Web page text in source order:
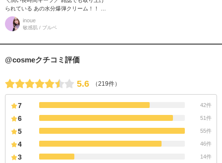
られている あの水分爆弾クリーム！！ 化
粧水と一緒に購入し、使用してみまし
た！ 化粧水は、拭き取りと
inoue
敏感肌 / ブルベ
@cosmeクチコミ評価
5.6 （219件）
7 42件
6 51件
5 55件
4 46件
3 14件